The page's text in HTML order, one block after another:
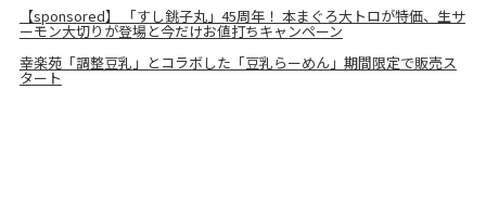
【sponsored】 「すし銚子丸」45周年！ 本まぐろ大トロが特価、生サ
ーモン大切りが登場と今だけお値打ちキャンペーン
幸楽苑「調整豆乳」とコラボした「豆乳らーめん」期間限定で販売ス
タート